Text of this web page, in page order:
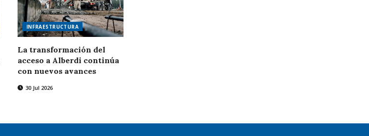
INFRAESTRUCTURA
La transformación del
acceso a Alberdi continúa
con nuevos avances
30 Jul 2026